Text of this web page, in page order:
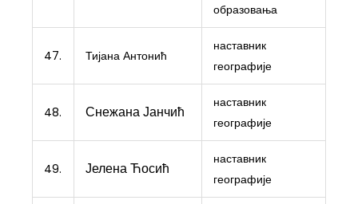
образовања
47. Тијана Антонић
наставник
географије
48. Снежана Јанчић
наставник
географије
49. Јелена Ћосић
наставник
географије